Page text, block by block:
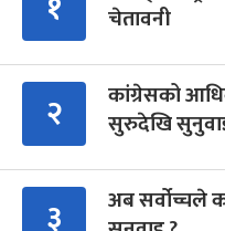
चेतावनी
२
कांग्रेसको
सुरुदेखि
३
अब सर्वोच्चले